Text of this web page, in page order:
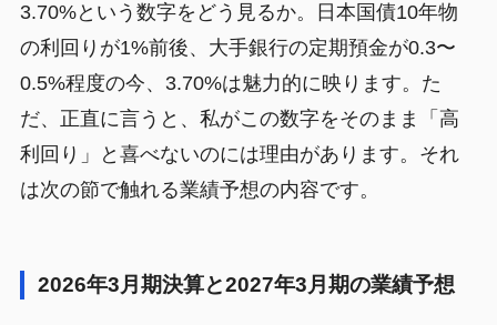
3.70%という数字をどう見るか。日本国債10年物
の利回りが1%前後、大手銀行の定期預金が0.3〜
0.5%程度の今、3.70%は魅力的に映ります。た
だ、正直に言うと、私がこの数字をそのまま「高
利回り」と喜べないのには理由があります。それ
は次の節で触れる業績予想の内容です。
2026年3月期決算と2027年3月期の業績予想